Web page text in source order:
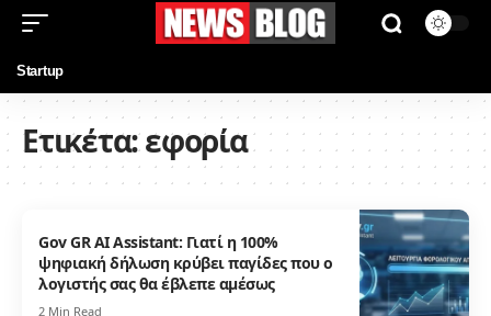
Startup
Ετικέτα:εφορία
Gov GR AI Assistant: Γιατί η 100%
ψηφιακή δήλωση κρύβει παγίδες που ο
λογιστής σας θα έβλεπε αμέσως
2 Min Read